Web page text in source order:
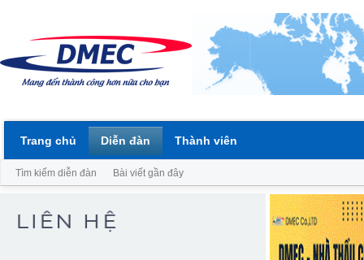
Trang chủ Diễn đàn
Tìm kiếm diễn đàn Bài viết gần đây
Thành viên